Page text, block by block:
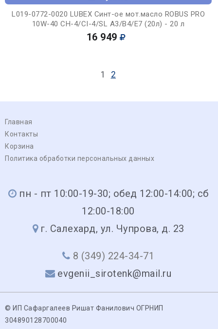
L019-0772-0020 LUBEX Синт-ое мот.масло ROBUS PRO
10W-40 CH-4/CI-4/SL A3/B4/E7 (20л) - 20 л
16 949
1 2
Главная
Контакты
Корзина
Политика обработки персональных данных
пн - пт 10:00-19-30; обед 12:00-14:00; сб
12:00-18:00
г. Салехард, ул. Чупрова, д. 23
8 (349) 224-34-71
evgenii_sirotenk@mail.ru
© ИП Сафаргалеев Ришат Фанилович ОГРНИП
304890128700040